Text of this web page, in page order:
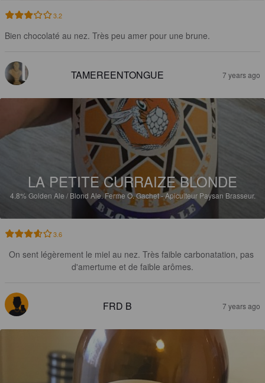
3.2
Bien chocolaté au nez. Très peu amer pour une brune.
TAMEREENTONGUE 7 years ago
LA PETITE CURRAIZE BLONDE
4.8% Golden Ale / Blond Ale. Ferme O. Gachet - Apiculteur Paysan Brasseur.
3.6
On sent légèrement le miel au nez. Très faible carbonatation, pas
d'amertume et de faible arômes.
FRD B 7 years ago